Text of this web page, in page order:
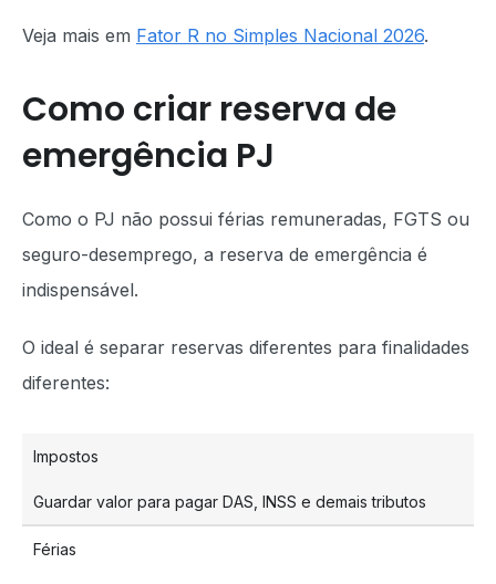
Veja mais em Fator R no Simples Nacional 2026.
Como criar reserva de
emergência PJ
Como o PJ não possui férias remuneradas, FGTS ou
seguro-desemprego, a reserva de emergência é
indispensável.
O ideal é separar reservas diferentes para finalidades
diferentes:
Impostos
Guardar valor para pagar DAS, INSS e demais tributos
Férias